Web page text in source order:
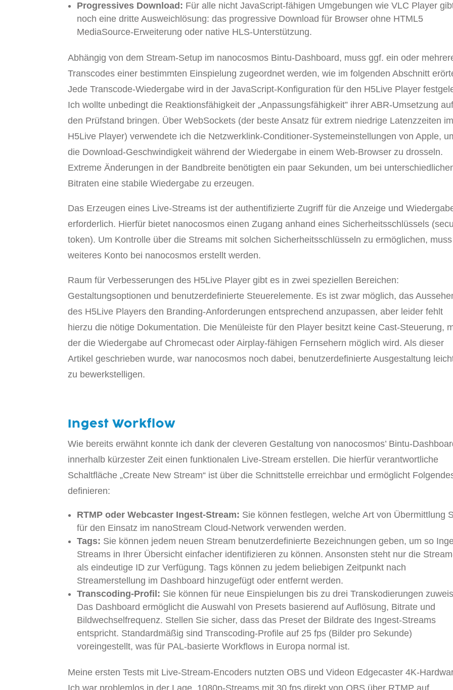
Progressives Download: Für alle nicht JavaScript-fähigen Umgebungen wie VLC Player
noch eine dritte Ausweichlösung: das progressive Download für Browser ohne HTML5
MediaSource-Erweiterung oder native HLS-Unterstützung.
Abhängig von dem Stream-Setup im nanocosmos Bintu-Dashboard, muss ggf. ein oder
Transcodes einer bestimmten Einspielung zugeordnet werden, wie im folgenden Abschnitt
Jede Transcode-Wiedergabe wird in der JavaScript-Konfiguration für den H5Live Player
Ich wollte unbedingt die Reaktionsfähigkeit der „Anpassungsfähigkeit” ihrer ABR-Umsetzung auf
den Prüfstand bringen. Über WebSockets (der beste Ansatz für extrem niedrige Latenzzeiten im
H5Live Player) verwendete ich die Netzwerklink-Conditioner-Systemeinstellungen von Apple,
die Download-Geschwindigkeit während der Wiedergabe in einem Web-Browser zu drosseln.
Extreme Änderungen in der Bandbreite benötigten ein paar Sekunden, um bei
Bitraten eine stabile Wiedergabe zu erzeugen.
Das Erzeugen eines Live-Streams ist der authentifizierte Zugriff für die Anzeige und
erforderlich. Hierfür bietet nanocosmos einen Zugang anhand eines Sicherheitsschlüssels
token). Um Kontrolle über die Streams mit solchen Sicherheitsschlüsseln zu ermöglichen,
weiteres Konto bei nanocosmos erstellt werden.
Raum für Verbesserungen des H5Live Player gibt es in zwei speziellen Bereichen:
Gestaltungsoptionen und benutzerdefinierte Steuerelemente. Es ist zwar möglich, das
des H5Live Players den Branding-Anforderungen entsprechend anzupassen, aber leider fehlt
hierzu die nötige Dokumentation. Die Menüleiste für den Player besitzt keine Cast-Steuerung,
der die Wiedergabe auf Chromecast oder Airplay-fähigen Fernsehern möglich wird. Als dieser
Artikel geschrieben wurde, war nanocosmos noch dabei, benutzerdefinierte Ausgestaltung
zu bewerkstelligen.
Ingest Workflow
Wie bereits erwähnt konnte ich dank der cleveren Gestaltung von nanocosmos’ Bintu-
innerhalb kürzester Zeit einen funktionalen Live-Stream erstellen. Die hierfür verantwortliche
Schaltfläche „Create New Stream“ ist über die Schnittstelle erreichbar und ermöglicht
definieren:
RTMP oder Webcaster Ingest-Stream: Sie können festlegen, welche Art von Übermittlung
für den Einsatz im nanoStream Cloud-Network verwenden werden.
Tags: Sie können jedem neuen Stream benutzerdefinierte Bezeichnungen geben, um so
Streams in Ihrer Übersicht einfacher identifizieren zu können. Ansonsten steht nur die
als eindeutige ID zur Verfügung. Tags können zu jedem beliebigen Zeitpunkt nach
Streamerstellung im Dashboard hinzugefügt oder entfernt werden.
Transcoding-Profil: Sie können für neue Einspielungen bis zu drei Transkodierungen
Das Dashboard ermöglicht die Auswahl von Presets basierend auf Auflösung, Bitrate und
Bildwechselfrequenz. Stellen Sie sicher, dass das Preset der Bildrate des Ingest-Streams
entspricht. Standardmäßig sind Transcoding-Profile auf 25 fps (Bilder pro Sekunde)
voreingestellt, was für PAL-basierte Workflows in Europa normal ist.
Meine ersten Tests mit Live-Stream-Encoders nutzten OBS und Videon Edgecaster 4K-